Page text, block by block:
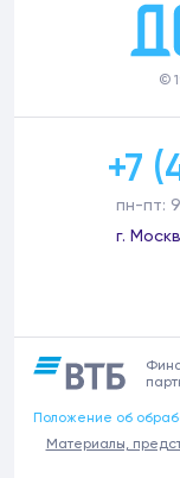
©
+7
пн-пт:
г.
Положение об
Материалы,